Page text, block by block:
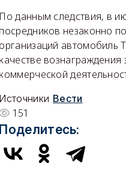
По данным следствия, в
посредников незаконно
организаций автомобиль
качестве
коммерческой
Источники Вести
151
Поделитесь: